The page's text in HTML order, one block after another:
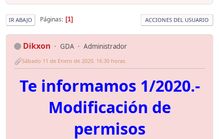
IR ABAJO Páginas 1 ACCIONES DEL USUARIO
Dikxon GDA Administrador
Sábado 11 de Enero de 2020. 16:30 horas.
Te informamos 1/2020.-
Modificación de
permisos